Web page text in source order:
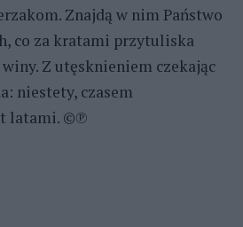
Znajdą w nim Państwo
co za kratami przytuliska
winy. Z utęsknieniem czekając
niestety, czasem
latami. ©℗